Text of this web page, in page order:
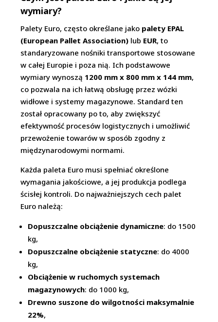
wymiary?
Palety Euro, często określane jako palety EPAL
(European Pallet Association) lub EUR, to
standaryzowane nośniki transportowe stosowane
w całej Europie i poza nią. Ich podstawowe
wymiary wynoszą 1200 mm x 800 mm x 144 mm,
co pozwala na ich łatwą obsługę przez wózki
widłowe i systemy magazynowe. Standard ten
został opracowany po to, aby zwiększyć
efektywność procesów logistycznych i umożliwić
przewożenie towarów w sposób zgodny z
międzynarodowymi normami.
Każda paleta Euro musi spełniać określone
wymagania jakościowe, a jej produkcja podlega
ścisłej kontroli. Do najważniejszych cech palet
Euro należą:
Dopuszczalne obciążenie dynamiczne: do 1500
kg,
Dopuszczalne obciążenie statyczne: do 4000
kg,
Obciążenie w ruchomych systemach
magazynowych: do 1000 kg,
Drewno suszone do wilgotności maksymalnie
22%,